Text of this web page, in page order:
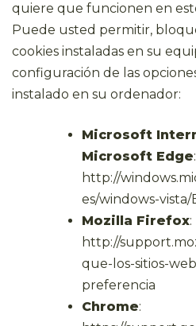
quiere que funcionen en
Puede usted permitir,
cookies instaladas en su
configuración de las
instalado en su ordenador:
Microsoft
Microsoft Edge:
http://
es/windows-
Mozilla Firefox:
http://
que-los-sitios-
preferencia
Chrome: